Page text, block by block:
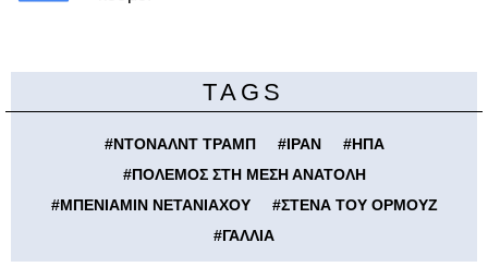
TAGS
#ΝΤΟΝΑΛΝΤ ΤΡΑΜΠ #ΙΡΑΝ #ΗΠΑ
#ΠΟΛΕΜΟΣ ΣΤΗ ΜΕΣΗ ΑΝΑΤΟΛΗ
#ΜΠΕΝΙΑΜΙΝ ΝΕΤΑΝΙΑΧΟΥ #ΣΤΕΝΑ ΤΟΥ ΟΡΜΟΥΖ
#ΓΑΛΛΙΑ